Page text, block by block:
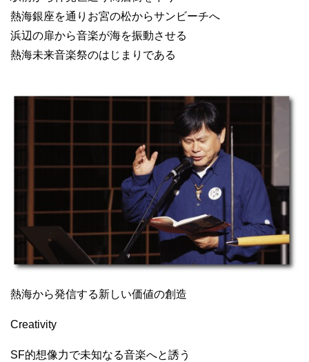
熱海銀座を通りお宮の松からサンビーチへ
浜辺の扉から音楽が海を振動させる
熱海未来音楽祭のはじまりである
熱海から発信する新しい価値の創造
Creativity
SF的想像力で未知なる音楽へと誘う